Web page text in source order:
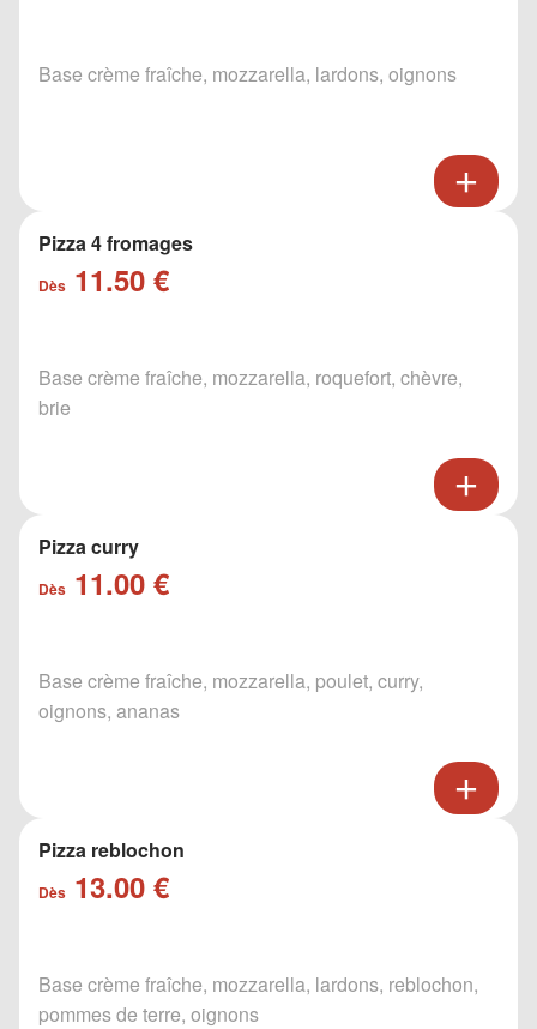
Base crème fraîche, mozzarella, lardons, oignons
Pizza 4 fromages
Dès 11.50 €
Base crème fraîche, mozzarella, roquefort, chèvre,
brie
Pizza curry
Dès 11.00 €
Base crème fraîche, mozzarella, poulet, curry,
oignons, ananas
Pizza reblochon
Dès 13.00 €
Base crème fraîche, mozzarella, lardons, reblochon,
pommes de terre, oignons